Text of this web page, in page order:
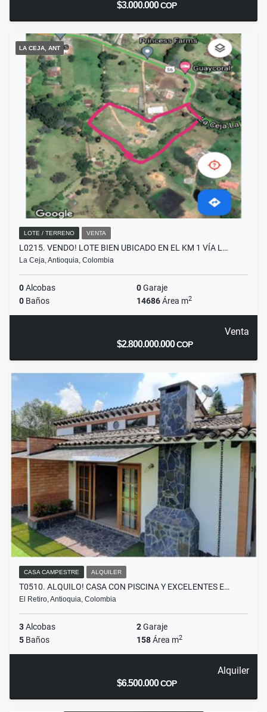
$3.000.000COP
LA CEJA, ANT
LOTE / TERRENO VENTA
L0215. VENDO! LOTE BIEN UBICADO EN EL KM 1 VÍA L…
La Ceja, Antioquia, Colombia
0Alcobas 0Garaje
0 Baños 14686Área m2
Venta
$2.800.000.000COP
CASA CAMPESTRE ALQUILER
T0510. ALQUILO! CASA CON PISCINA Y EXCELENTES E…
El Retiro, Antioquia, Colombia
3Alcobas 2Garaje
5 Baños 158Área m2
Alquiler
$6.500.000COP